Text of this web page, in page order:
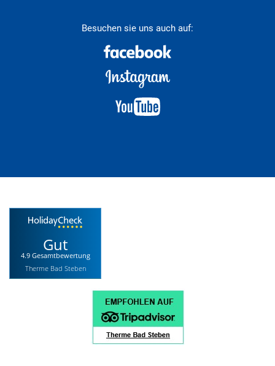
Besuchen sie uns auch auf:
Gut
4.9 Gesamtbewertung
Therme Bad Steben